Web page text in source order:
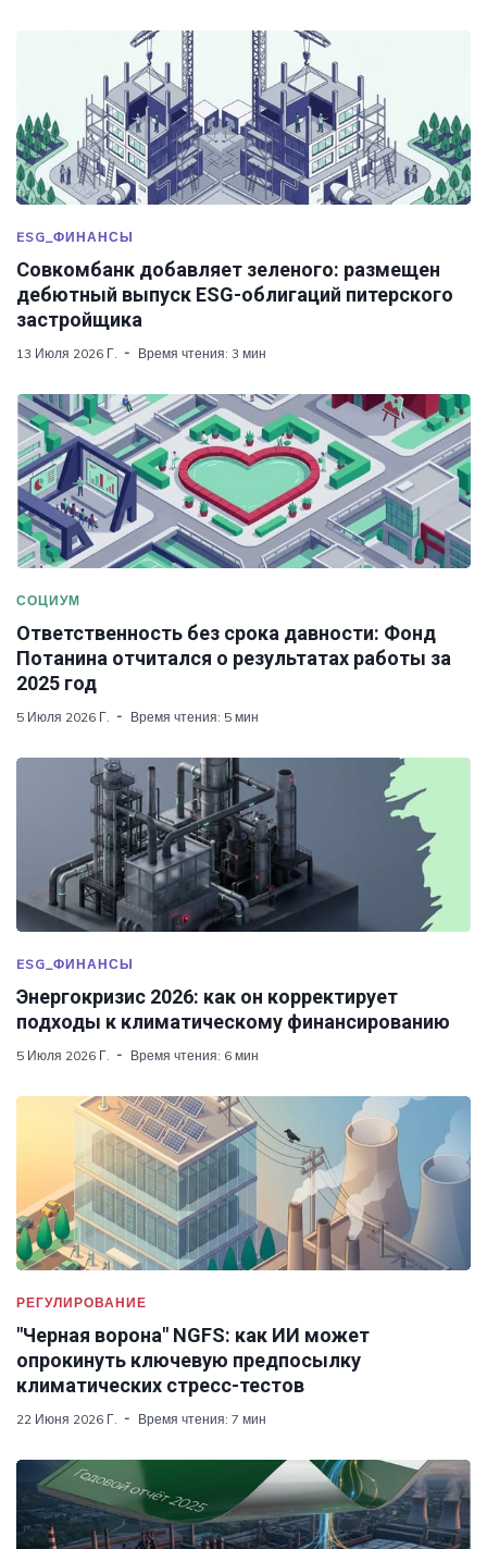
ESG_ФИНАНСЫ
Совкомбанк добавляет зеленого: размещен
дебютный выпуск ESG-облигаций питерского
застройщика
13 Июля 2026 Г. Время чтения: 3 мин
СОЦИУМ
Ответственность без срока давности: Фонд
Потанина отчитался о результатах работы за
2025 год
5 Июля 2026 Г. Время чтения: 5 мин
ESG_ФИНАНСЫ
Энергокризис 2026: как он корректирует
подходы к климатическому финансированию
5 Июля 2026 Г. Время чтения: 6 мин
РЕГУЛИРОВАНИЕ
"Черная ворона" NGFS: как ИИ может
опрокинуть ключевую предпосылку
климатических стресс-тестов
22 Июня 2026 Г. Время чтения: 7 мин